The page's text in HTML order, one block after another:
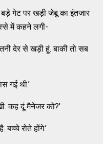
बड़े गेट पर खड़ी जेबू का इंतजार
में कहने लगी-
देर से खड़ी हूं. बाकी तो सब
गई थी.’
कह दूं मैनेजर को?’
रोते होंगे.’